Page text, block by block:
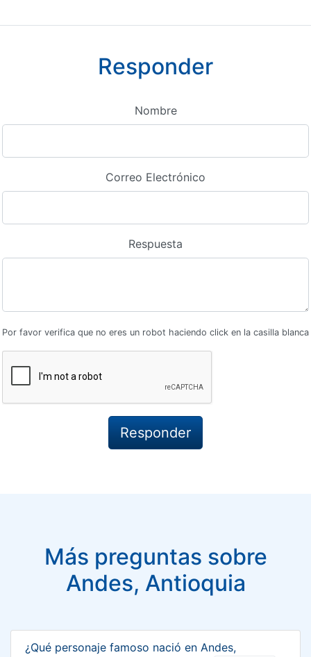
Responder
Nombre
Correo Electrónico
Respuesta
Por favor verifica que no eres un robot haciendo click en la casilla blanca
Más preguntas sobre
Andes, Antioquia
¿Qué personaje famoso nació en Andes,